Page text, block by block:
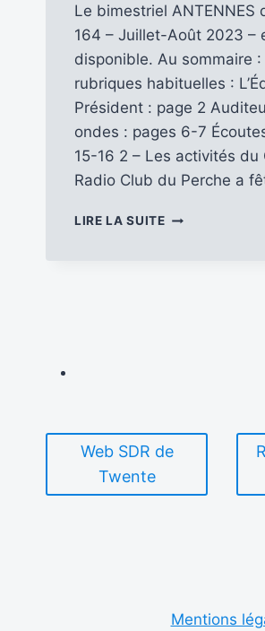
Le bimestriel ANTENNES
164 – Juillet-Août 2023 –
disponible. Au sommaire :
rubriques habituelles :
Président : page 2
ondes : pages 6-7
15-16 2 – Les activités du
Radio Club du Perche a
LIRE LA SUITEDÉCOUVRONS
Web SDR de
Twente
Mentions